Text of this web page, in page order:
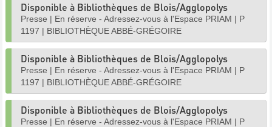
Disponible à Bibliothèques de Blois/Agglopolys
Presse | En réserve - Adressez-vous à l'Espace PRIAM | P
1197 | BIBLIOTHÈQUE ABBÉ-GRÉGOIRE
Disponible à Bibliothèques de Blois/Agglopolys
Presse | En réserve - Adressez-vous à l'Espace PRIAM | P
1197 | BIBLIOTHÈQUE ABBÉ-GRÉGOIRE
Disponible à Bibliothèques de Blois/Agglopolys
Presse | En réserve - Adressez-vous à l'Espace PRIAM | P